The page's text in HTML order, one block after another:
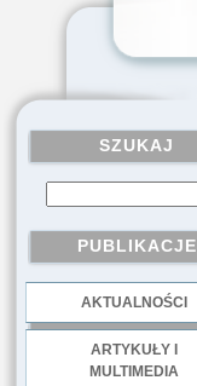
SZUKAJ
PUBLIKACJE
AKTUALNOŚCI
ARTYKUŁY I
MULTIMEDIA